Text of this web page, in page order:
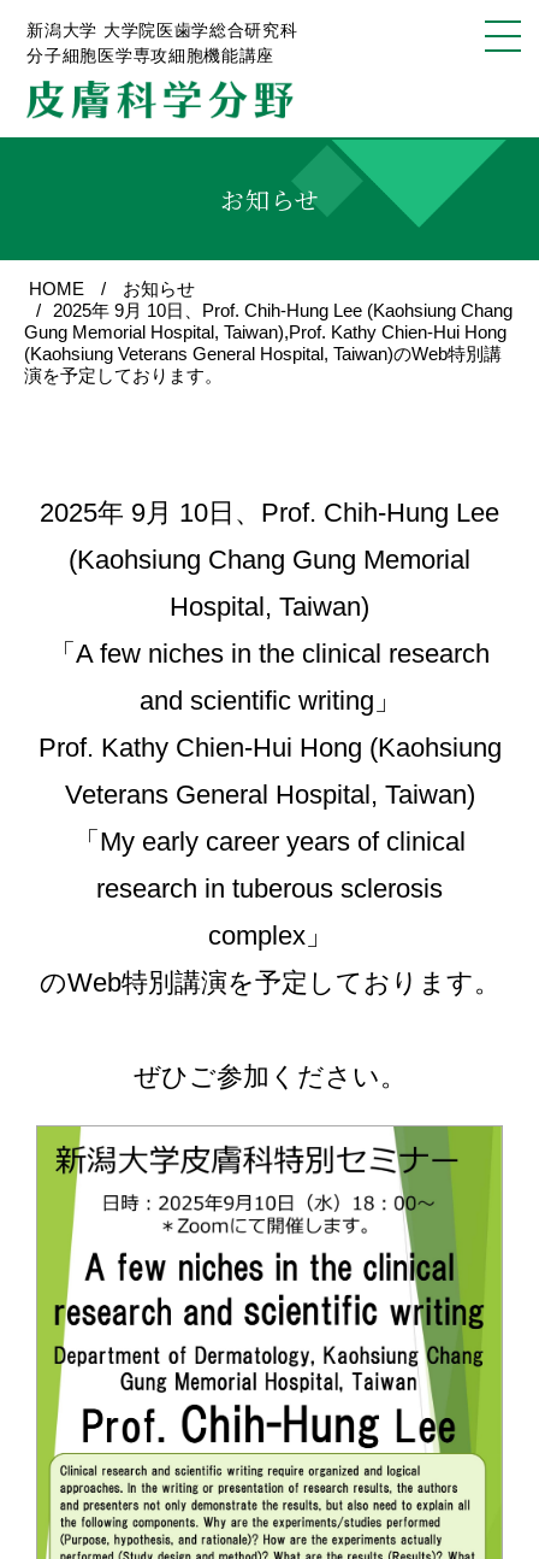
新潟大学 大学院医歯学総合研究科
分子細胞医学専攻細胞機能講座
お知らせ
HOME
お知らせ
2025年 9月 10日、Prof. Chih-Hung Lee (Kaohsiung Chang
Gung Memorial Hospital, Taiwan),Prof. Kathy Chien-Hui Hong
(Kaohsiung Veterans General Hospital, Taiwan)のWeb特別講
演を予定しております。
2025年 9月 10日、Prof. Chih-Hung Lee
(Kaohsiung Chang Gung Memorial
Hospital, Taiwan)
「A few niches in the clinical research
and scientific writing」
Prof. Kathy Chien-Hui Hong (Kaohsiung
Veterans General Hospital, Taiwan)
「My early career years of clinical
research in tuberous sclerosis
complex」
のWeb特別講演を予定しております。
ぜひご参加ください。